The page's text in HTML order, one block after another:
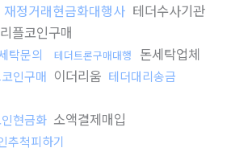
재정거래현금화대행사 테더수사기관
플코인구매
탁문의 테더트론구매대행 돈세탁업체
인구매 이더리움 테더대리송금
현금화 소액결제매입
추척피하기